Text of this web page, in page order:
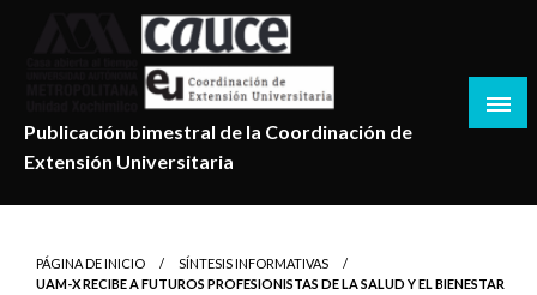
Publicación bimestral de la Coordinación de
Extensión Universitaria
PÁGINA DE INICIO
SÍNTESIS INFORMATIVAS
UAM-X RECIBE A FUTUROS PROFESIONISTAS DE LA SALUD Y EL BIENESTAR